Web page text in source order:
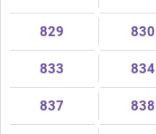
829 830
833 834
837 838